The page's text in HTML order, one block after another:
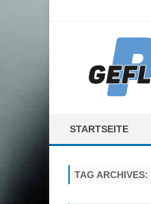
STARTSEITE
TAG ARCHIVES: